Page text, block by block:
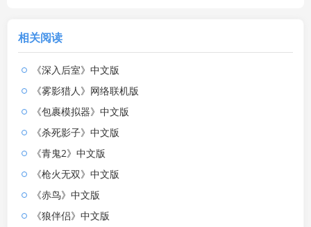
相关阅读
《深入后室》中文版
《雾影猎人》网络联机版
《包裹模拟器》中文版
《杀死影子》中文版
《青鬼2》中文版
《枪火无双》中文版
《赤鸟》中文版
《狼伴侣》中文版